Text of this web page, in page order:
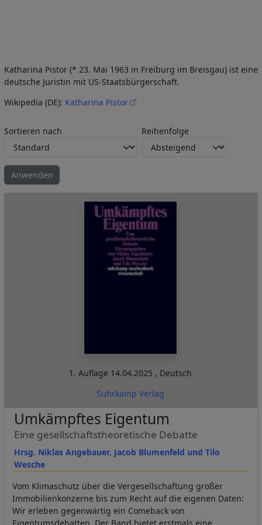
Katharina Pistor (* 23. Mai 1963 in Freiburg im Breisgau) ist eine
deutsche Juristin mit US-Staatsbürgerschaft.
Wikipedia (DE): Katharina Pistor
Sortieren nach Reihenfolge
1. Auflage 14.04.2025 , Deutsch
Suhrkamp Verlag
Hrsg. Niklas Angebauer, Jacob Blumenfeld und Tilo
Wesche
Umkämpftes Eigentum
Eine gesellschaftstheoretische Debatte
Vom Klimaschutz über die Vergesellschaftung großer
Immobilienkonzerne bis zum Recht auf die eigenen Daten:
Wir erleben gegenwärtig ein Comeback von